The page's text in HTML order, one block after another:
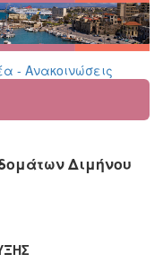
- Ανακοινώσεις
Διμήνου